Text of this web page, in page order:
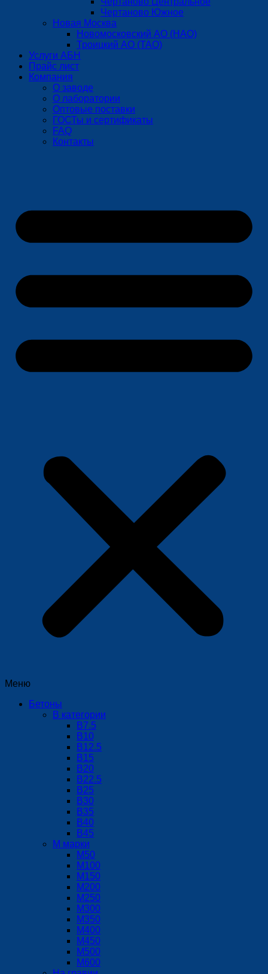
Чертаново Южное
Новая Москва
Новомосковский АО (НАО)
Троицкий АО (ТАО)
Услуги АБН
Прайс лист
Компания
О заводе
О лаборатории
Оптовые поставки
ГОСТы и сертификаты
FAQ
Контакты
Меню
Бетоны
В категории
В7.5
В10
В12.5
B15
В20
В22.5
В25
В30
В35
В40
В45
М марки
М50
М100
М150
М200
М250
М300
М350
М400
М450
М500
М600